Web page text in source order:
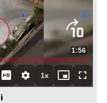
Toplam
Süre
1:56
1xOynatma
Hızı
Mini
oynatıcı
Tam
Ekran